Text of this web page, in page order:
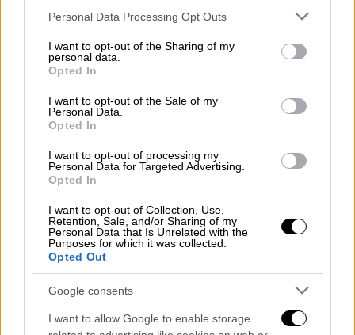
Please note that this website/app uses one or more Google
not limited to your visit or usage behaviour. You may click to
grant or deny consent to Google and its third-party tags to
use your data for below specified purposes in below Google
consent section.
Personal Data Processing Opt Outs
I want to opt-out of the Sharing of my
personal data.
Opted In
I want to opt-out of the Sale of my
Personal Data.
Opted In
I want to opt-out of processing my
Personal Data for Targeted Advertising.
Opted In
I want to opt-out of Collection, Use,
Retention, Sale, and/or Sharing of my
Personal Data that Is Unrelated with the
Purposes for which it was collected.
Opted Out
Google consents
I want to allow Google to enable storage
Ο Γιάννης Αντετοκούνμπο μετά από μεγάλο
διάστημα ξεκίνησε στην αρχική πεντάδα. Ο
σούπερ-σταρ της Εθνικής έπαιξε 15’
ριμπάουντ.